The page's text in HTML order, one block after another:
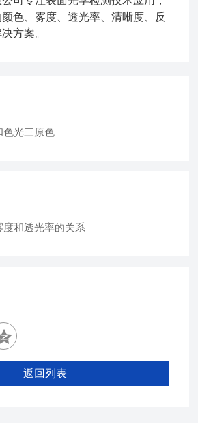
色、雾度、透光率、清晰度、反
方案。
色光三原色
和透光率的关系
返回列表